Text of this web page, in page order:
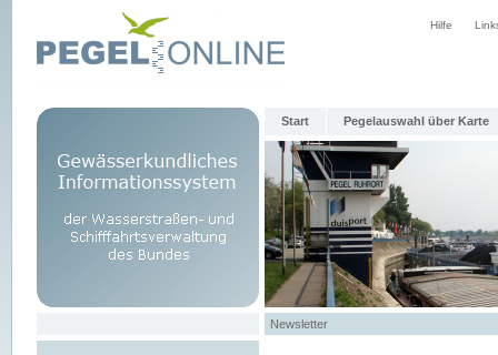
Hilfe
Start Pegelauswahl über Karte
Newsletter